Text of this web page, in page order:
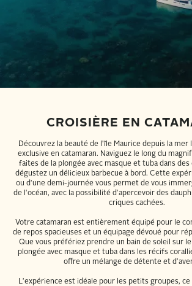
CROISIÈRE EN
Découvrez la beauté de l'île Maurice depuis la mer
exclusive en catamaran. Naviguez le long du
faites de la plongée avec masque et tuba dans
dégustez un délicieux barbecue à bord. Cette
ou d'une demi-journée vous permet de vous
de l'océan, avec la possibilité d'apercevoir des
criques cachées.
Votre catamaran est entièrement équipé pour le
de repos spacieuses et un équipage dévoué pour
Que vous préfériez prendre un bain de soleil sur
plongée avec masque et tuba dans les récifs
offre un mélange de détente et
L'expérience est idéale pour les petits groupes,